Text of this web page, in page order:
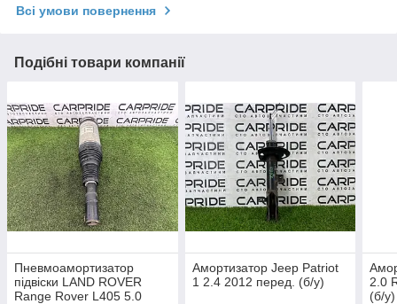
Всі умови повернення
Подібні товари компанії
Пневмоамортизатор
підвіски LAND ROVER
Range Rover L405 5.0
Амортизатор Jeep Patriot
1 2.4 2012 перед. (б/у)
2.0
(б/у)